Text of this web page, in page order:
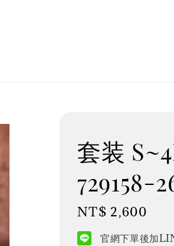
套装
729158-
Regular
price
NT$ 2,600
官網下單後加